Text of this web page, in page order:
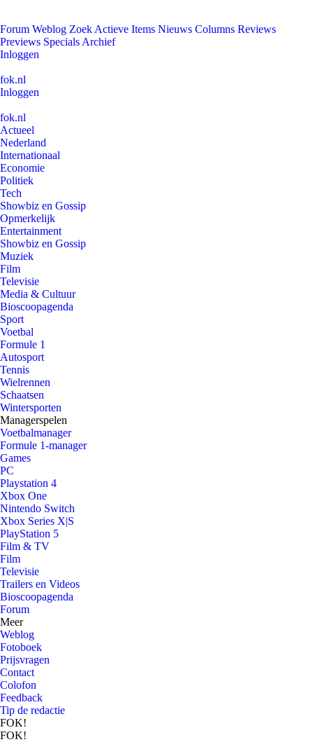
Forum Weblog Zoek Actieve Items Nieuws Columns Reviews
Previews Specials Archief
Inloggen
fok.nl
Inloggen
fok.nl
Actueel
Nederland
Internationaal
Economie
Politiek
Tech
Showbiz en Gossip
Opmerkelijk
Entertainment
Showbiz en Gossip
Muziek
Film
Televisie
Media & Cultuur
Bioscoopagenda
Sport
Voetbal
Formule 1
Autosport
Tennis
Wielrennen
Schaatsen
Wintersporten
Managerspelen
Voetbalmanager
Formule 1-manager
Games
PC
Playstation 4
Xbox One
Nintendo Switch
Xbox Series X|S
PlayStation 5
Film & TV
Film
Televisie
Trailers en Videos
Bioscoopagenda
Forum
Meer
Weblog
Fotoboek
Prijsvragen
Contact
Colofon
Feedback
Tip de redactie
FOK!
FOK!